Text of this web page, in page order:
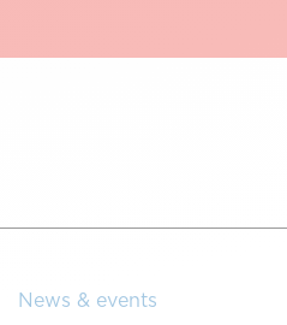
News & events